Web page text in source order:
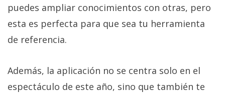
puedes ampliar conocimientos con otras, pero
esta es perfecta para que sea tu herramienta
de referencia.
Además, la aplicación no se centra solo en el
espectáculo de este año, sino que también te